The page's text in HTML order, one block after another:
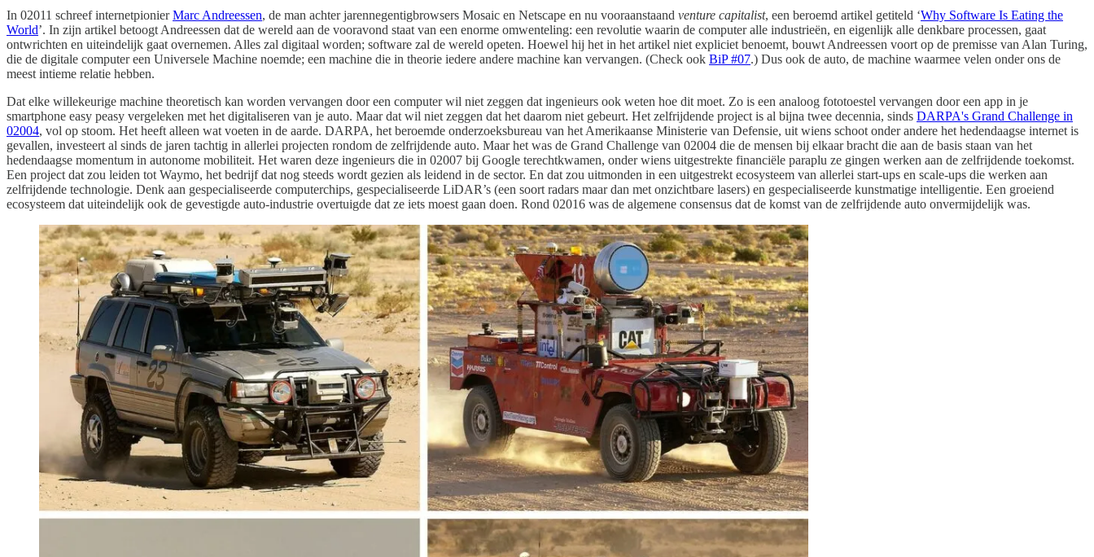
In 02011 schreef internetpionierMarc Andreessen, de man achter jarennegentigbrowsers Mosaic en Netscape en nu vooraanstaand venture capitalist, een beroemd artikel getiteld ‘Why Software Is Eating the
World’. In zijn artikel betoogt Andreessen dat de wereld aan de vooravond staat van een enorme omwenteling: een revolutie waarin de computer alle industrieën, en eigenlijk alle denkbare processen, gaat
ontwrichten en uiteindelijk gaat overnemen. Alles zal digitaal worden; software zal de wereld opeten. Hoewel hij het in het artikel niet expliciet benoemt, bouwt Andreessen voort op de premisse van Alan Turing,
die de digitale computer een Universele Machine noemde; een machine die in theorie iedere andere machine kan vervangen. (Check ook BiP #07.) Dus ook de auto, de machine waarmee velen onder ons de
meest intieme relatie hebben.
Dat elke willekeurige machine theoretisch kan worden vervangen door een computer wil niet zeggen dat ingenieurs ook weten hoe dit moet. Zo is een analoog fototoestel vervangen door een app in je
smartphone easy peasy vergeleken met het digitaliseren van je auto. Maar dat wil niet zeggen dat het daarom niet gebeurt. Het zelfrijdende project is al bijna twee decennia, sinds DARPA's Grand Challenge in
02004, vol op stoom. Het heeft alleen wat voeten in de aarde. DARPA, het beroemde onderzoeksbureau van het Amerikaanse Ministerie van Defensie, uit wiens schoot onder andere het hedendaagse internet is
gevallen, investeert al sinds de jaren tachtig in allerlei projecten rondom de zelfrijdende auto. Maar het was de Grand Challenge van 02004 die de mensen bij elkaar bracht die aan de basis staan van het
hedendaagse momentum in autonome mobiliteit. Het waren deze ingenieurs die in 02007 bij Google terechtkwamen, onder wiens uitgestrekte financiële paraplu ze gingen werken aan de zelfrijdende toekomst.
Een project dat zou leiden tot Waymo, het bedrijf dat nog steeds wordt gezien als leidend in de sector. En dat zou uitmonden in een uitgestrekt ecosysteem van allerlei start-ups en scale-ups die werken aan
zelfrijdende technologie. Denk aan gespecialiseerde computerchips, gespecialiseerde LiDAR’s (een soort radars maar dan met onzichtbare lasers) en gespecialiseerde kunstmatige intelligentie. Een groeiend
ecosysteem dat uiteindelijk ook de gevestigde auto-industrie overtuigde dat ze iets moest gaan doen. Rond 02016 was de algemene consensus dat de komst van de zelfrijdende auto onvermijdelijk was.